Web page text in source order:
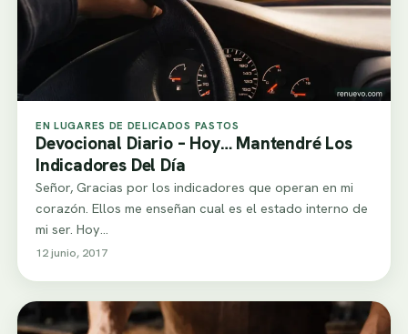
EN LUGARES DE DELICADOS PASTOS
Devocional Diario – Hoy… Mantendré Los
Indicadores Del Día
Señor, Gracias por los indicadores que operan en mi
corazón. Ellos me enseñan cual es el estado interno de
mi ser. Hoy…
12 junio, 2017